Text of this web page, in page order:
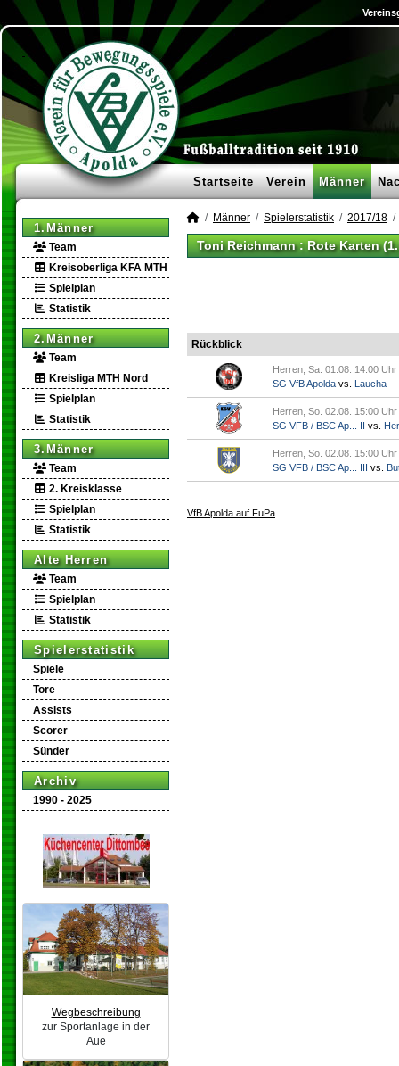
Startseite Verein Männer
1.Männer
Team
Kreisoberliga KFA MTH
Spielplan
Statistik
2.Männer
Team
Kreisliga MTH Nord
Spielplan
Statistik
3.Männer
Team
2. Kreisklasse
Spielplan
Statistik
Alte Herren
Team
Spielplan
Statistik
Spielerstatistik
Spiele
Tore
Assists
Scorer
Sünder
Archiv
1990 - 2025
Wegbeschreibung
zur Sportanlage in der
Aue
Männer Spielerstatistik 2017/18
Toni Reichmann : Rote Karten
Rückblick
Herren, Sa. 01.08. 14:00 Uhr
SG VfB Apolda vs. Laucha
Herren, So. 02.08. 15:00 Uhr
SG VFB / BSC Ap... II vs.
Herren, So. 02.08. 15:00 Uhr
SG VFB / BSC Ap... III vs.
VfB Apolda auf FuPa